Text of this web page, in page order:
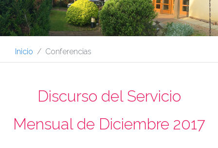
Inicio Conferencias
Discurso del Servicio
Mensual de Diciembre 2017